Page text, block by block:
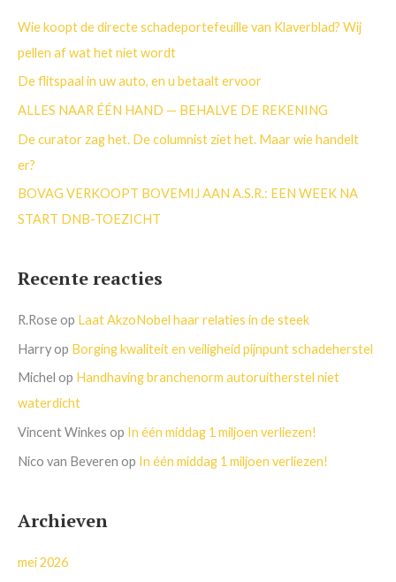
n
a
a
r
Wie koopt de directe schadeportefeuille van Klaverblad? Wij
pellen af wat het niet wordt
De flitspaal in uw auto, en u betaalt ervoor
ALLES NAAR ÉÉN HAND — BEHALVE DE REKENING
De curator zag het. De columnist ziet het. Maar wie handelt
er?
BOVAG VERKOOPT BOVEMIJ AAN A.S.R.: EEN WEEK NA
START DNB-TOEZICHT
Recente reacties
R.Roseop Laat AkzoNobel haar relaties in de steek
Harryop Borging kwaliteit en veiligheid pijnpunt schadeherstel
Michel op Handhaving branchenorm autoruitherstel niet
waterdicht
Vincent Winkes op In één middag 1 miljoen verliezen!
Nico van Beveren op In één middag 1 miljoen verliezen!
Archieven
mei 2026